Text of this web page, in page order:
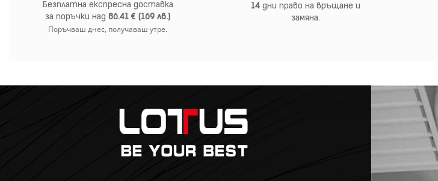
Безплатна експресна доставка
за поръчки над86.41 € (169 лв.)
Поръчваш днес, получаваш утре.
14дни право на връщане и
замяна.